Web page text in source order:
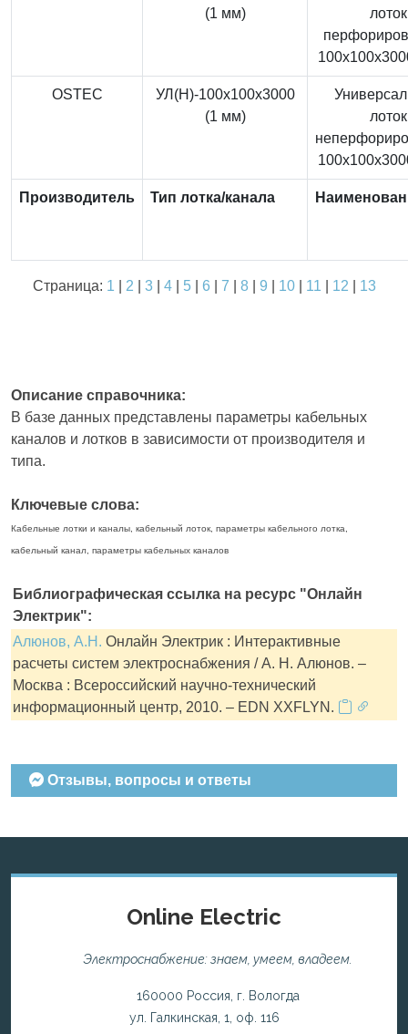
(1 мм)
лоток
OSTEC
УЛ(Н)-100x100x3000
(1 мм)
лоток
Производитель Тип лотка/канала
Страница: 1 2 3| 4| 5| 6 7 8| 9 10| 11 12 13
Описание справочника:
В базе данных представлены параметры кабельных
каналов и лотков в зависимости от производителя и
типа.
Ключевые слова:
Кабельные лотки и каналы, кабельный лоток, параметры кабельного лотка,
кабельный канал, параметры кабельных каналов
Библиографическая ссылка на ресурс "Онлайн
Электрик":
Алюнов, А.Н. Онлайн Электрик : Интерактивные
расчеты систем электроснабжения / А. Н. Алюнов. –
Москва : Всероссийский научно-технический
информационный центр, 2010. – EDN XXFLYN.
Отзывы, вопросы и ответы
Online Electric
Электроснабжение: знаем, умеем, владеем.
160000 Россия, г. Вологда
ул. Галкинская, 1, оф. 116